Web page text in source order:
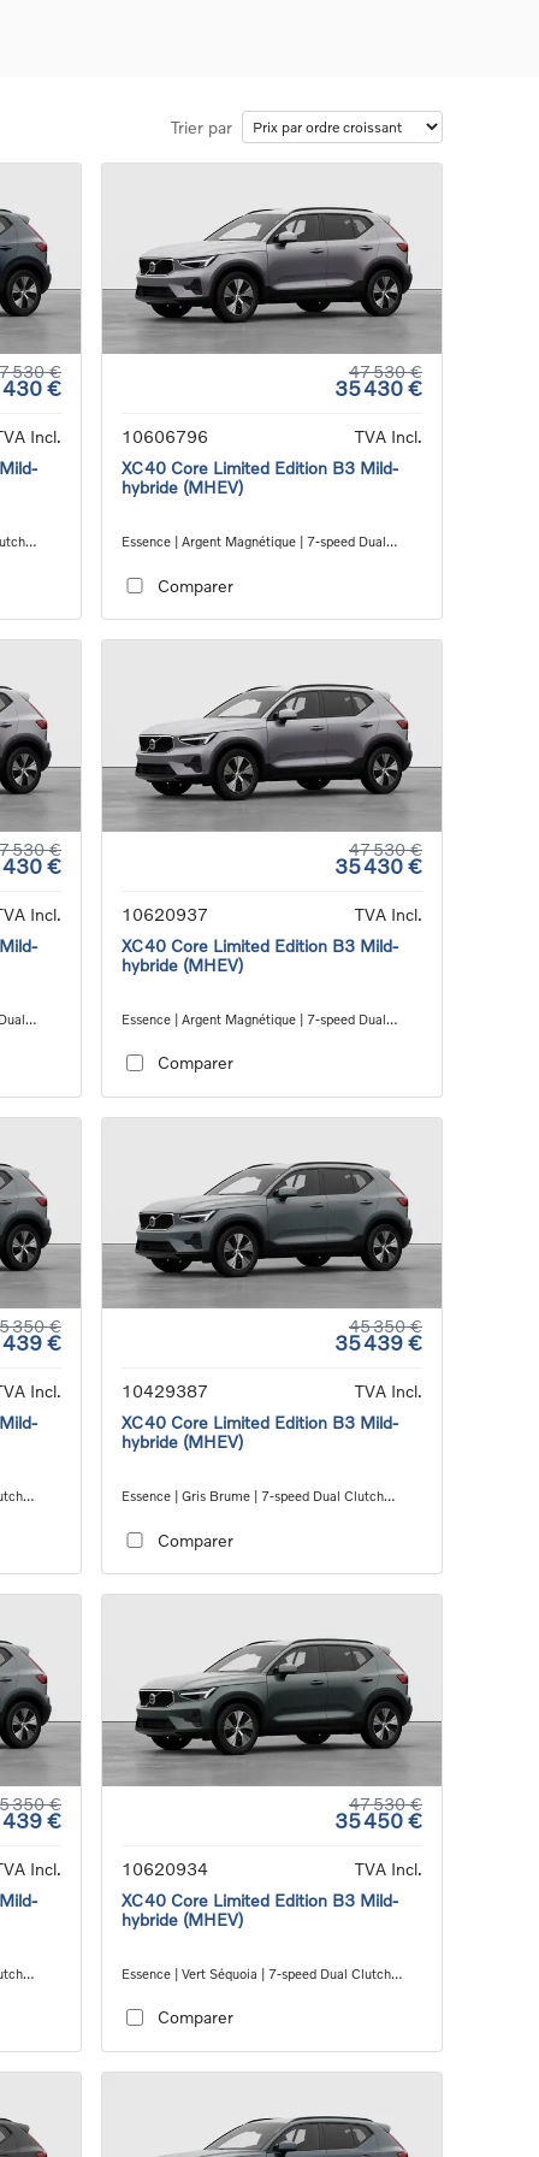
Trier par
530 €
430 €
Incl.
47 530 €
35 430 €
10606796
TVA Incl.
XC40 Core Limited Edition B3 Mild-
hybride (MHEV)
Essence | Argent Magnétique | 7-speed Dual
Comparer
530 €
430 €
Incl.
47 530 €
35 430 €
10620937
TVA Incl.
XC40 Core Limited Edition B3 Mild-
hybride (MHEV)
Essence | Argent Magnétique | 7-speed Dual
Comparer
350 €
439 €
Incl.
45 350 €
35 439 €
10429387
TVA Incl.
XC40 Core Limited Edition B3 Mild-
hybride (MHEV)
Essence | Gris Brume | 7-speed Dual Clutch
Comparer
350 €
439 €
Incl.
47 530 €
35 450 €
10620934
TVA Incl.
XC40 Core Limited Edition B3 Mild-
hybride (MHEV)
Essence | Vert Séquoia | 7-speed Dual Clutch
Comparer